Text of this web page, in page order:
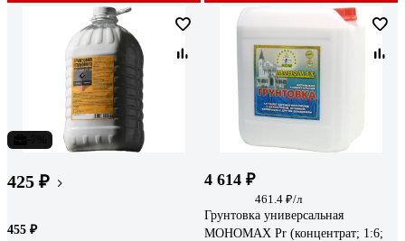
425 ₽
455 ₽
4 614 ₽
461.4 ₽/л
Грунтовка универсальная
МОНОМАХ Pr (концентрат; 1:6;